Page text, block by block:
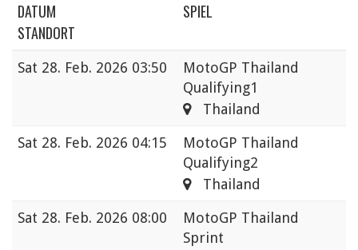
DATUM
SPIEL
STANDORT
Sat 28. Feb. 2026 03:50
MotoGP Thailand
Qualifying1
Thailand
Sat 28. Feb. 2026 04:15
MotoGP Thailand
Qualifying2
Thailand
Sat 28. Feb. 2026 08:00
MotoGP Thailand
Sprint